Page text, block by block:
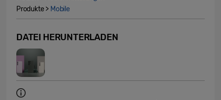
Produkte > Mobile
DATEI HERUNTERLADEN